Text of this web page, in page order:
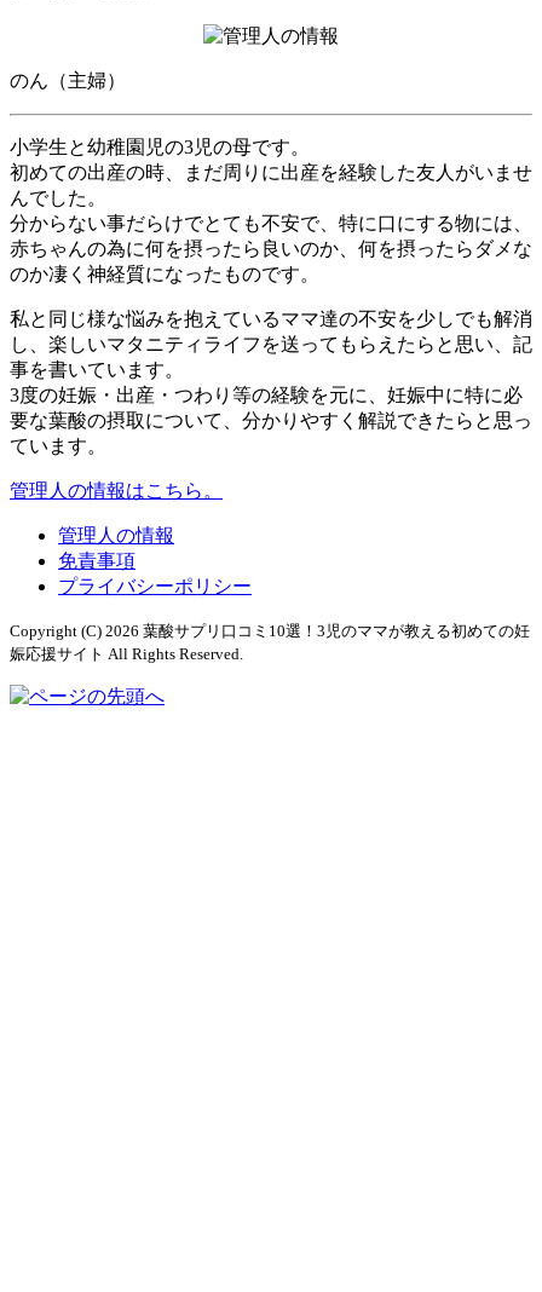
のん（主婦）
小学生と幼稚園児の3児の母です。
初めての出産の時、まだ周りに出産を経験した友人がいませ
んでした。
分からない事だらけでとても不安で、特に口にする物には、
赤ちゃんの為に何を摂ったら良いのか、何を摂ったらダメな
のか凄く神経質になったものです。
私と同じ様な悩みを抱えているママ達の不安を少しでも解消
し、楽しいマタニティライフを送ってもらえたらと思い、記
事を書いています。
3度の妊娠・出産・つわり等の経験を元に、妊娠中に特に必
要な葉酸の摂取について、分かりやすく解説できたらと思っ
ています。
管理人の情報はこちら。
管理人の情報
免責事項
プライバシーポリシー
Copyright (C) 2026 葉酸サプリ口コミ10選！3児のママが教える初めての妊
娠応援サイト All Rights Reserved.